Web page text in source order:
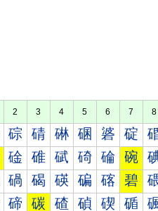
2 3 4 5 6 7 8
碂 碃 碄 碅 碆 碇
碒 碓 碔 碕 碖 碗
碢 碣 碤 碥 碦 碧
碲 碳 碴 碵 碶 碷